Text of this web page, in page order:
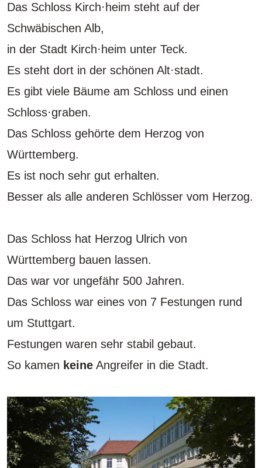
Das Schloss Kirch·heim steht auf der
Schwäbischen Alb,
in der Stadt Kirch·heim unter Teck.
Es steht dort in der schönen Alt·stadt.
Es gibt viele Bäume am Schloss und einen
Schloss·graben.
Das Schloss gehörte dem Herzog von
Württemberg.
Es ist noch sehr gut erhalten.
Besser als alle anderen Schlösser vom Herzog.
Das Schloss hat Herzog Ulrich von
Württemberg bauen lassen.
Das war vor ungefähr 500 Jahren.
Das Schloss war eines von 7 Festungen rund
um Stuttgart.
Festungen waren sehr stabil gebaut.
So kamen keine Angreifer in die Stadt.